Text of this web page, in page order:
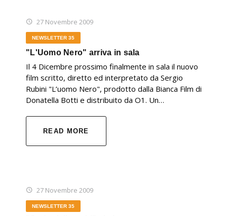
27 Novembre 2009
NEWSLETTER 35
"L'Uomo Nero" arriva in sala
Il 4 Dicembre prossimo finalmente in sala il nuovo
film scritto, diretto ed interpretato da Sergio
Rubini "L’uomo Nero", prodotto dalla Bianca Film di
Donatella Botti e distribuito da O1. Un…
READ MORE
27 Novembre 2009
NEWSLETTER 35